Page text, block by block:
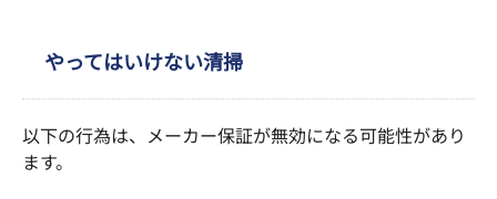
やってはいけない清掃
以下の行為は、メーカー保証が無効になる可能性があり
ます。